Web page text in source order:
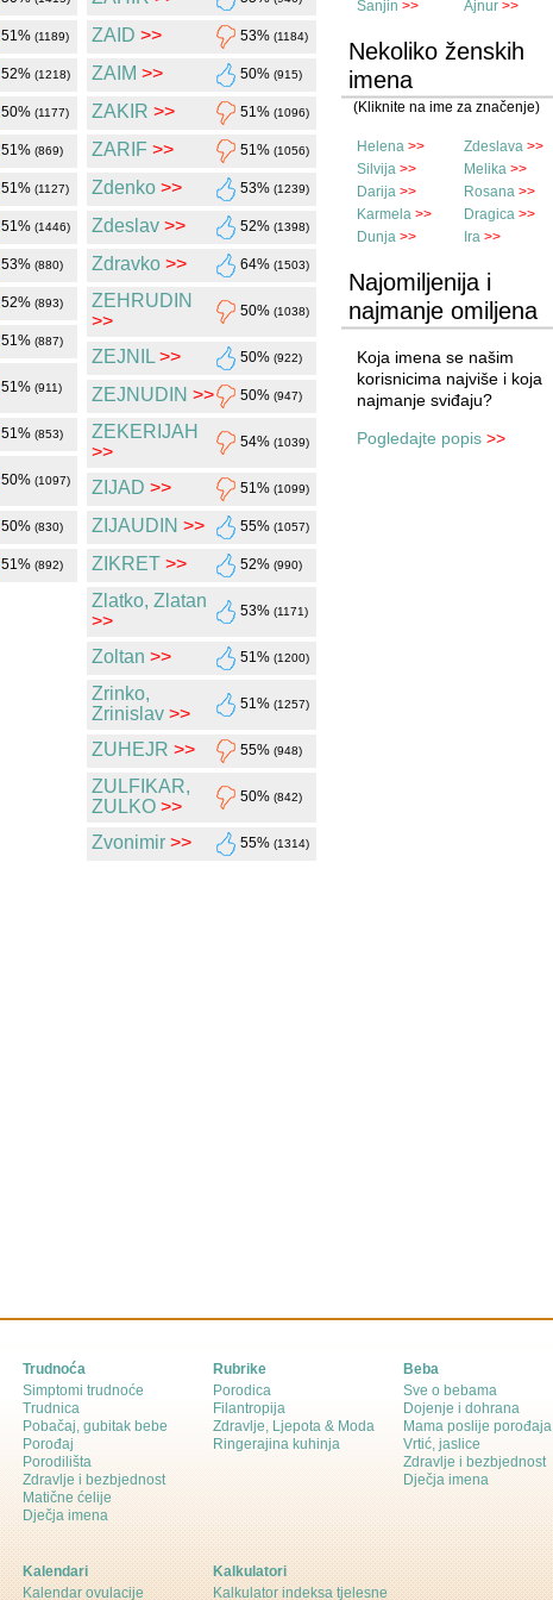
51% (1189)
52% (1218)
50% (1177)
51% (869)
51% (1127)
51% (1446)
53% (880)
52% (893)
51% (887)
51% (911)
51% (853)
50% (1097)
50% (830)
51% (892)
ZAID >> 53% (1184)
ZAIM >> 50% (915)
ZAKIR >> 51% (1096)
ZARIF >> 51% (1056)
Zdenko >> 53% (1239)
Zdeslav >> 52% (1398)
Zdravko >> 64% (1503)
ZEHRUDIN
>>
50% (1038)
ZEJNIL >> 50% (922)
ZEJNUDIN >> 50% (947)
ZEKERIJAH
>>
54% (1039)
ZIJAD >> 51% (1099)
ZIJAUDIN >> 55% (1057)
ZIKRET >> 52% (990)
Zlatko, Zlatan
>>
53% (1171)
Zoltan >> 51% (1200)
Zrinko,
Zrinislav >> 51% (1257)
ZUHEJR >> 55% (948)
ZULFIKAR,
ZULKO >> 50% (842)
Zvonimir >> 55% (1314)
Sanjin >> Ajnur >>
Nekoliko ženskih
imena
(Kliknite na ime za značenje)
Helena >> Zdeslava >>
Silvija >> Melika >>
Darija >> Rosana >>
Karmela >> Dragica >>
Dunja >> Ira >>
Najomiljenija i
najmanje omiljena
Koja imena se našim
korisnicima najviše i koja
najmanje sviđaju?
Pogledajte popis >>
Trudnoća
Simptomi trudnoće
Trudnica
Pobačaj, gubitak bebe
Porođaj
Porodilišta
Zdravlje i bezbjednost
Matične ćelije
Dječja imena
Rubrike
Porodica
Filantropija
Zdravlje, Ljepota & Moda
Ringerajina kuhinja
Beba
Sve o bebama
Dojenje i dohrana
Mama poslije porođaja
Vrtić, jaslice
Zdravlje i bezbjednost
Dječja imena
Kalendari
Kalendar ovulacije
Kalkulatori
Kalkulator indeksa tjelesne